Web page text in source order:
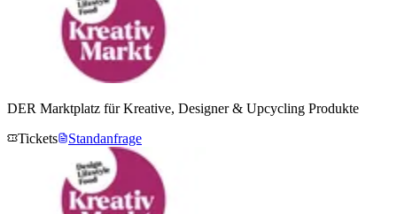
DER Marktplatz für Kreative, Designer & Upcycling Produkte
Tickets
Standanfrage